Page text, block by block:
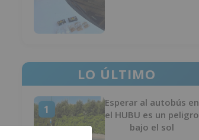
LO ÚLTIMO
1
Esperar al autobús en
el HUBU es un peligro
bajo el sol